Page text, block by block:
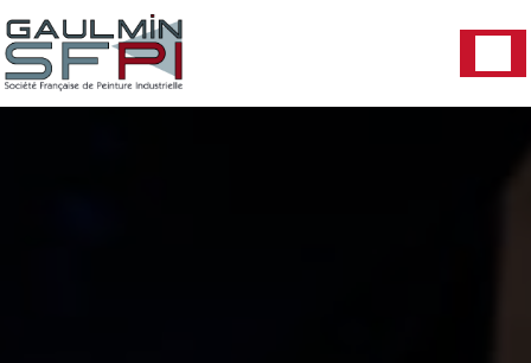
Panneau de gestion des cookies